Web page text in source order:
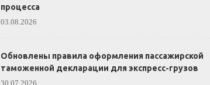
процесса
03.08.2026
Обновлены правила оформления пассажирской
таможенной декларации для экспресс-грузов
30.07.2026